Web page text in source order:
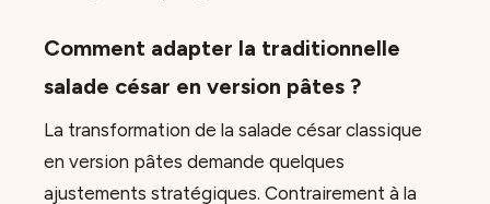
Comment adapter la traditionnelle
salade césar en version pâtes ?
La transformation de la salade césar classique
en version pâtes demande quelques
ajustements stratégiques. Contrairement à la